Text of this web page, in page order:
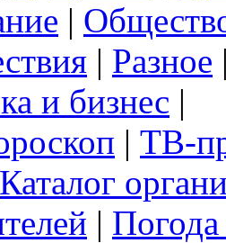
|
| Разное
и бизнес |
| ТВ-
Каталог
|